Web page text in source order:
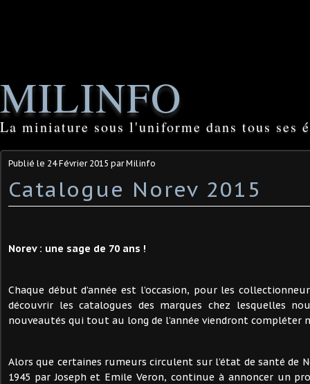
MILINFO
La miniature sous l'uniforme dans tous ses
Publié le 24 Février 2015 par Milinfo
Catalogue Norev 2015
Norev : une sage de 70 ans !
Chaque début d’année est l’occasion, pour les
découvrir les catalogues des marques chez lesquelles
nouveautés qui tout au long de l’année viendront compléter
Alors que certaines rumeurs circulent sur l’état de santé de
1945 par Joseph et Emile Veron, continue à annoncer un